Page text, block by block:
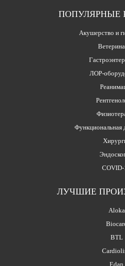
ПОПУЛЯРНЫЕ
Акушерство и
ЛОР-
Функциональная
COVID-
ЛУЧШИЕ
Aloka
BTL
Edan